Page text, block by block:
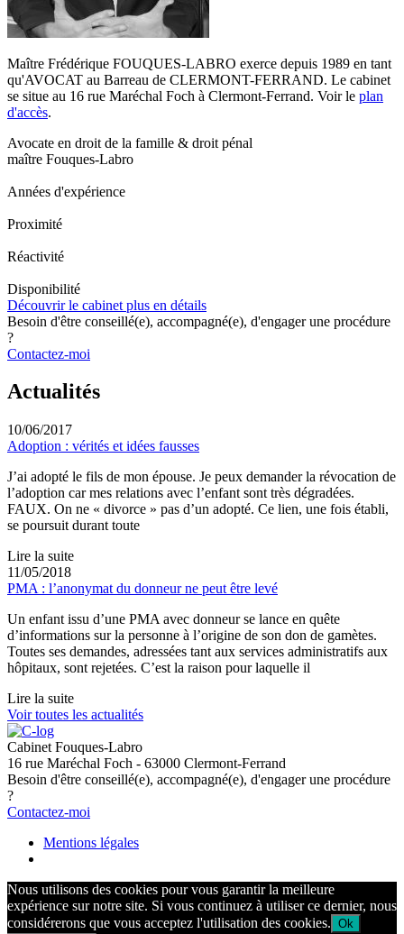
Maître Frédérique FOUQUES-LABRO exerce depuis 1989 en tant
qu'AVOCAT au Barreau de CLERMONT-FERRAND. Le cabinet
se situe au 16 rue Maréchal Foch à Clermont-Ferrand. Voir le plan
d'accès.
Avocate en droit de la famille & droit pénal
maître Fouques-Labro
Années d'expérience
Proximité
Réactivité
Disponibilité
Découvrir le cabinet plus en détails
Besoin d'être conseillé(e), accompagné(e), d'engager une procédure
?
Contactez-moi
Actualités
10/06/2017
Adoption : vérités et idées fausses
J’ai adopté le fils de mon épouse. Je peux demander la révocation de
l’adoption car mes relations avec l’enfant sont très dégradées.
FAUX. On ne « divorce » pas d’un adopté. Ce lien, une fois établi,
se poursuit durant toute
Lire la suite
11/05/2018
PMA : l’anonymat du donneur ne peut être levé
Un enfant issu d’une PMA avec donneur se lance en quête
d’informations sur la personne à l’origine de son don de gamètes.
Toutes ses demandes, adressées tant aux services administratifs aux
hôpitaux, sont rejetées. C’est la raison pour laquelle il
Lire la suite
Voir toutes les actualités
Cabinet Fouques-Labro
16 rue Maréchal Foch - 63000 Clermont-Ferrand
Besoin d'être conseillé(e), accompagné(e), d'engager une procédure
?
Contactez-moi
Mentions légales
Nous utilisons des cookies pour vous garantir la meilleure
expérience sur notre site. Si vous continuez à utiliser ce dernier, nous
considérerons que vous acceptez l'utilisation des cookies. Ok